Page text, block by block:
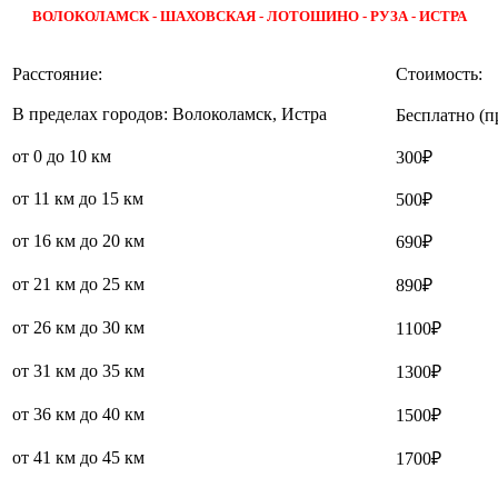
ВОЛОКОЛАМСК - ШАХОВСКАЯ - ЛОТОШИНО - РУЗА - ИСТРА
Расстояние: Стоимость:
В пределах городов: Волоколамск, Истра Бесплатно
от 0 до 10 км 300₽
от 11 км до 15 км 500₽
от 16 км до 20 км 690₽
от 21 км до 25 км 890₽
от 26 км до 30 км 1100₽
от 31 км до 35 км 1300₽
от 36 км до 40 км 1500₽
от 41 км до 45 км 1700₽